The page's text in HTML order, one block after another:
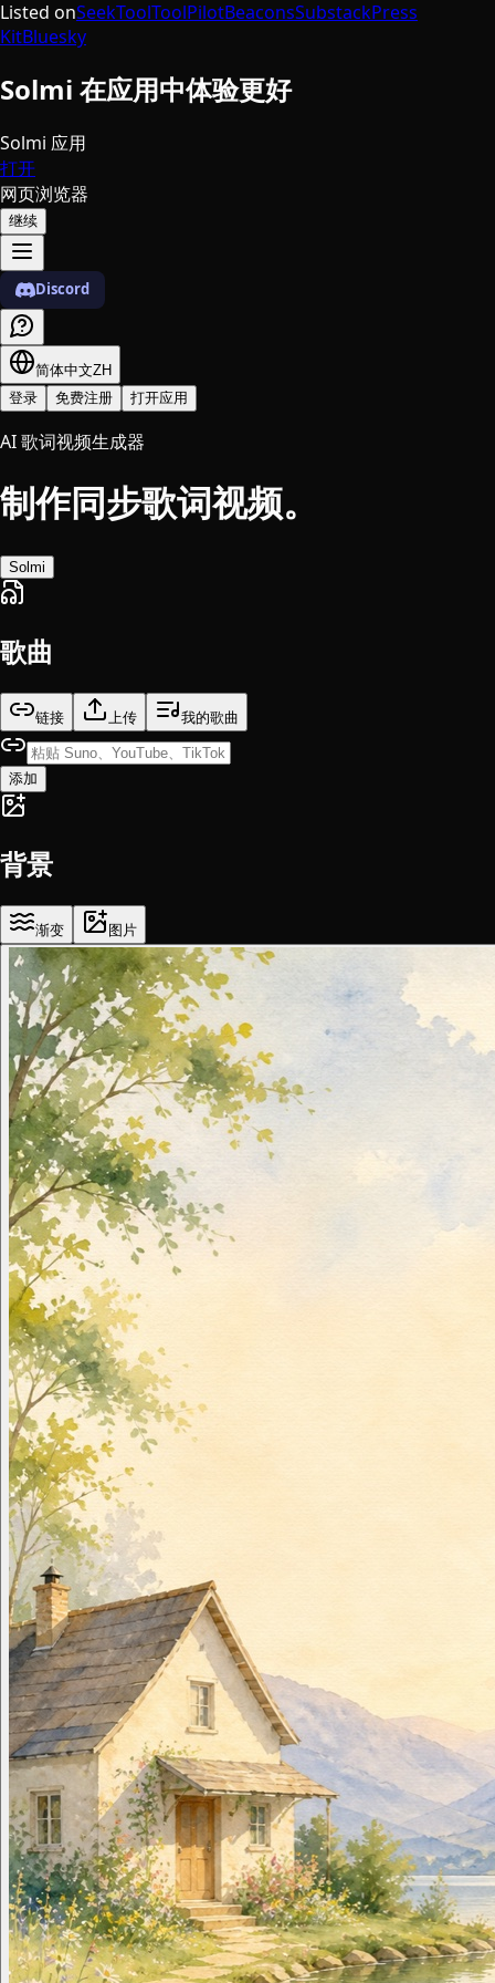
Listed onSeekToolToolPilotBeaconsSubstackPress
KitBluesky
Solmi 在应用中体验更好
Solmi 应用
打开
网页浏览器
继续
Discord
简体中文ZH
登录
免费注册 打开应用
AI 歌词视频生成器
制作同步歌词视频。
Solmi
歌曲
链接 上传 我的歌曲
添加
背景
渐变 图片